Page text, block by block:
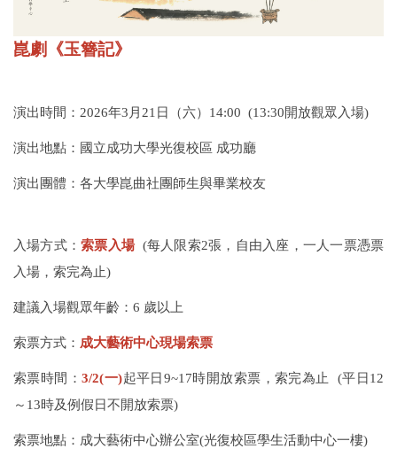
申請業務
表單下載
成功徽章
崑劇《玉簪記》
演出時間：2026年3月21日（六）14:00 (13:30開放觀眾入場)
演出地點：國立成功大學光復校區 成功廳
演出團體 ：各大學崑曲社團師生與畢業校友
入場方式：索票入場 (每人限索2張，⾃由入座，⼀⼈⼀票憑票
入場，索完為止)
建議入場觀眾年齡 ：6 歲以上
索票方式： 成大藝術中心現場索票
索票時間：3/2(一)起平日9~17時開放索票，索完為止 (平日12
～13時及例假日不開放索票)
索票地點：成大藝術中心辦公室(光復校區學生活動中心一樓)